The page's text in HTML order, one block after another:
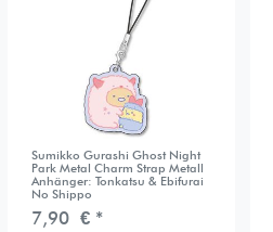
Sumikko Gurashi Ghost Night
Park Metal Charm Strap Metall
Anhänger: Tonkatsu & Ebifurai
No Shippo
7,90 € *